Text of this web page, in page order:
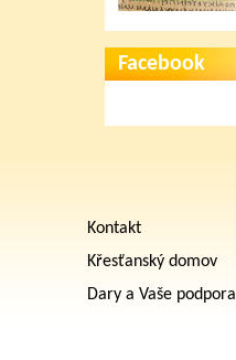
Facebook
Kontakt
Křesťanský domov
Dary a Vaše podpora